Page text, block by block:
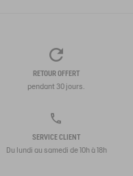
RETOUR OFFERT
pendant 30 jours.
SERVICE CLIENT
Du lundi au samedi de 10h à 18h